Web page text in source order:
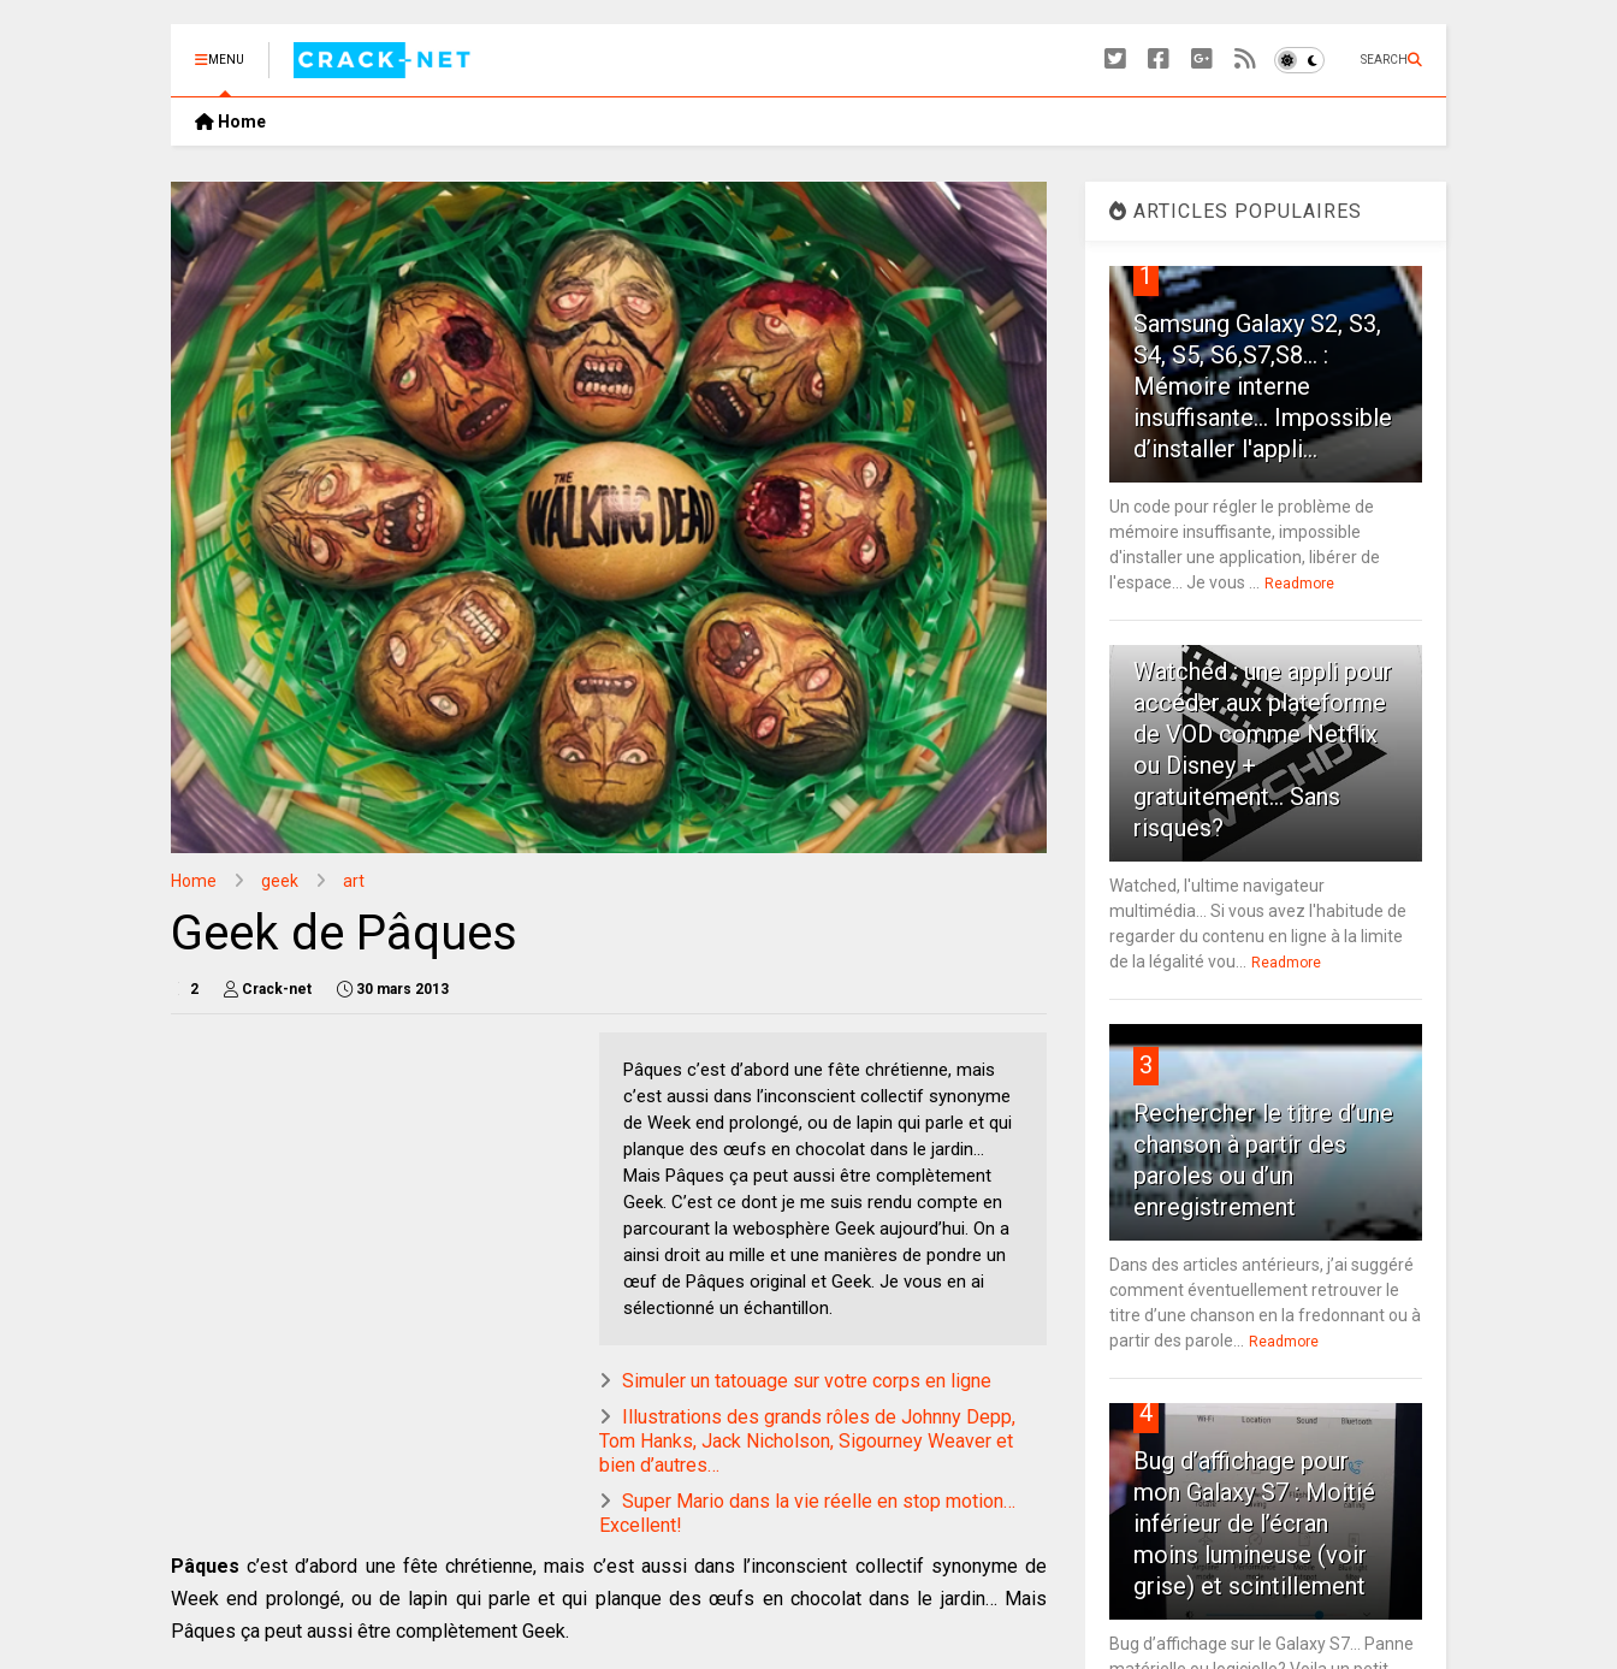
MENU SEARCH
Home
Home geek art
Geek de Pâques
2 Crack-net 30 mars 2013
Pâques c’est d’abord une fête chrétienne, mais
c’est aussi dans l’inconscient collectif synonyme
de Week end prolongé, ou de lapin qui parle et qui
planque des œufs en chocolat dans le jardin…
Mais Pâques ça peut aussi être complètement
Geek. C’est ce dont je me suis rendu compte en
parcourant la webosphère Geek aujourd’hui. On a
ainsi droit au mille et une manières de pondre un
œuf de Pâques original et Geek. Je vous en ai
sélectionné un échantillon.
Simuler un tatouage sur votre corps en ligne
Illustrations des grands rôles de Johnny Depp,
Tom Hanks, Jack Nicholson, Sigourney Weaver et
bien d’autres…
Super Mario dans la vie réelle en stop motion…
Excellent!
Pâques c’est d’abord une fête chrétienne, mais c’est aussi dans l’inconscient collectif synonyme de
Week end prolongé, ou de lapin qui parle et qui planque des œufs en chocolat dans le jardin… Mais
Pâques ça peut aussi être complètement Geek.
ARTICLES POPULAIRES
1
Samsung Galaxy S2, S3,
S4, S5, S6,S7,S8... :
Mémoire interne
insuffisante… Impossible
d’installer l'appli...
Un code pour régler le problème de
mémoire insuffisante, impossible
d'installer une application, libérer de
l'espace... Je vous ...
Readmore
2
Watched : une appli pour
accéder aux plateforme
de VOD comme Netflix
ou Disney +
gratuitement... Sans
risques?
Watched, l'ultime navigateur
multimédia... Si vous avez l'habitude de
regarder du contenu en ligne à la limite
de la légalité vou...
Readmore
3
Rechercher le titre d’une
chanson à partir des
paroles ou d’un
enregistrement
Dans des articles antérieurs, j’ai suggéré
comment éventuellement retrouver le
titre d’une chanson en la fredonnant ou à
partir des parole...
Readmore
4
Bug d’affichage pour
mon Galaxy S7 : Moitié
inférieur de l’écran
moins lumineuse (voir
grise) et scintillement
Bug d’affichage sur le Galaxy S7… Panne